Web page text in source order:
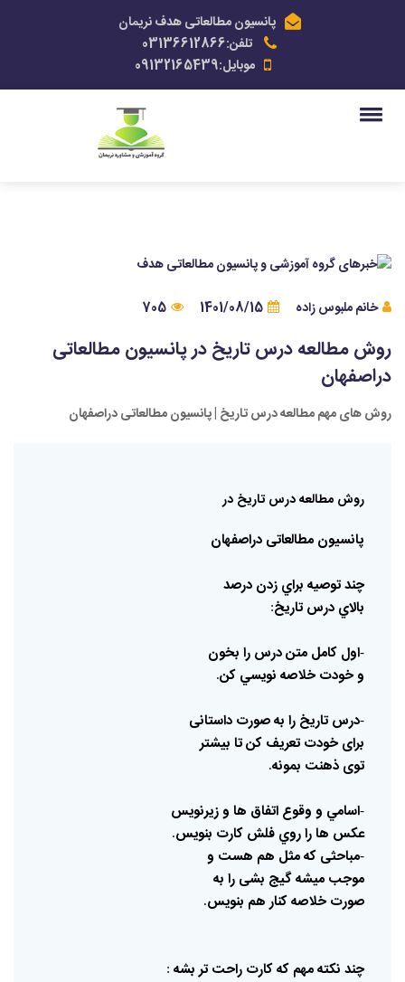
پانسیون مطالعاتی هدف نریمان
تلفن:03136612866
موبایل:09132165439
خانم ملبوس زاده 1401/08/15
705
روش مطالعه درس تاریخ در پانسیون مطالعاتی
دراصفهان
روش های مهم مطالعه درس تاریخ | پانسیون مطالعاتی دراصفهان
روش مطالعهدرس تاريخ در
پانسیون مطالعاتی دراصفهان
چندتوصيه براي زدن درصد
بالاي درس تاريخ:
-اول كامل متندرس را بخون
وخودت خلاصه نويسي كن.
-درس تاریخ را بهصورت داستانی
برای خودت تعریف کنتا بیشتر
توی ذهنت بمونه.
-اسامي و وقوع اتفاق ها وزیرنویس
عکس هاراروي فلش کارت بنویس.
-مباحثی کهمثل هم هست و
موجب میشهگیج بشی را به
صورت خلاصهکنار هم بنویس.
چند نکتهمهم کهکارت راحت تر بشه :